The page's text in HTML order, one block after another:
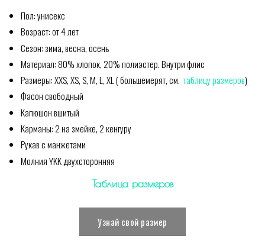
Пол: унисекс
Возраст: от 4 лет
Сезон: зима, весна, осень
Материал: 80% хлопок, 20% полиэстер. Внутри флис
Размеры: XXS, XS, S, M, L, XL ( большемерят, см. таблицу размеров)
Фасон свободный
Капюшон вшитый
Карманы: 2 на змейке, 2 кенгуру
Рукав с манжетами
Молния YKK двухсторонняя
Таблица размеров
Узнай свой размер